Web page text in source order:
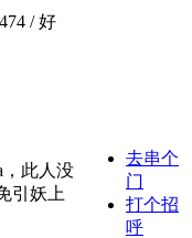
/ 好
，此人没
引妖上
去串个
门
打个招
呼